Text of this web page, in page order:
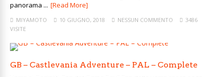
panorama ... [Read More]
MIYAMOTO 10 GIUGNO, 2018 NESSUN COMMENTO
3486
VISITE
GB – Castlevania Adventure – PAL – Complete